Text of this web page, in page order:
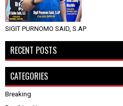
SIGIT PURNOMO SAID, S.AP
RECENT POSTS
CATEGORIES
Breaking